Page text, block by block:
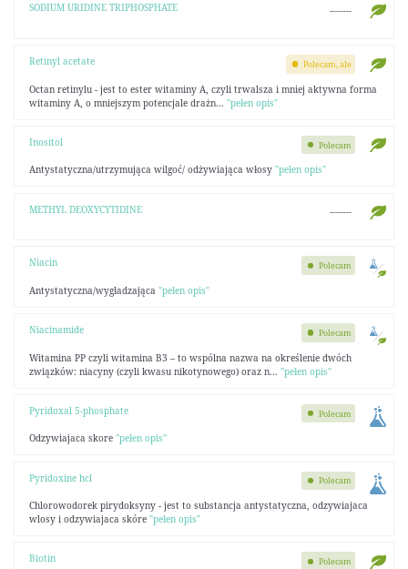
SODIUM URIDINE TRIPHOSPHATE --------
Retinyl acetate
Octan retinylu - jest to ester witaminy A, czyli trwalsza i mniej aktywna forma
witaminy A, o mniejszym potencjale drażn... "pełen opis"
Polecam, ale
Inositol
Antystatyczna/utrzymująca wilgoć/ odżywiająca włosy "pełen opis"
Polecam
METHYL DEOXYCYTIDINE --------
Niacin
Antystatyczna/wygładzająca "pełen opis"
Polecam
Niacinamide
Witamina PP czyli witamina B3 – to wspólna nazwa na określenie dwóch
związków: niacyny (czyli kwasu nikotynowego) oraz n... "pełen opis"
Polecam
Pyridoxal 5-phosphate
Odzywiajaca skore "pełen opis"
Polecam
Pyridoxine hcl
Chlorowodorek pirydoksyny - jest to substancja antystatyczna, odzywiajaca
wlosy i odzywiajaca skóre "pełen opis"
Polecam
Biotin Polecam